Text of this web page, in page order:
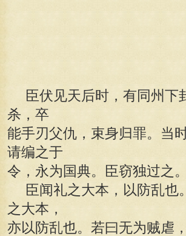
臣伏见天后时，有同州下
杀，卒
能手刃父仇，束身归罪。当
请编之于
令，永为国典。臣窃独过之
臣闻礼之大本，以防乱也
之大本，
亦以防乱也。若曰无为贼虐